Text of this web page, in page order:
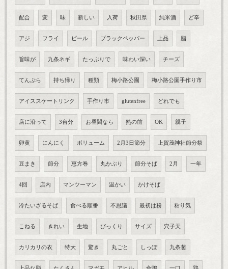
配合 変 味 新しい 入荷 秋田県 純米酒 ど辛
アジ フライ ピール ブラックペッパー 上品 脂
旨味が 九条ネギ たっぷりで 味わい深い チーズ
てんぷら 持ち帰り 種類 梅小路公園 梅小路公園手作り市
アイススケートリンク 手作り市 glutenfree どれでも
店に沿って 3台分 お昼間なら 熟の前 OK 親子
卵黄 にんにく ボリューム 2月3日節分 上賀茂神社節分祭
豆まき 節分 恵方巻 丸かぶり 節分そば 2月 一年
4回 店内 マンツーマン 温かい かけそば
冷たいざるそば 食べる順番 不思議 最初は粉 粘り気
こねる きれい 生地 びっくり サイズ 穴子天
カリカリの衣 特大 驚き 丸ごと しっぽ 九条葱